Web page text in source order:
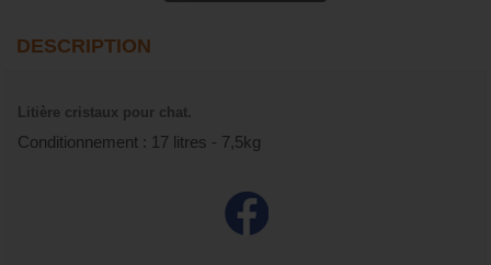
DESCRIPTION
Litière cristaux pour chat.
Conditionnement : 17 litres - 7,5kg